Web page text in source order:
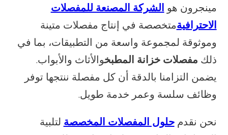
مينجرون هو الشركة المصنعة للمفصلات
الاحترافيةمتخصصة في إنتاج مفصلات متينة
وموثوقة لمجموعة واسعة من التطبيقات، بما في
ذلك مفصلات خزانة المطبخوالأثاث والأبواب.
يضمن التزامنا بالدقة أن كل مفصلة ننتجها توفر
وظائف سلسة وعمر خدمة طويل.
نحن نقدمحلول المفصلات المخصصة لتلبية